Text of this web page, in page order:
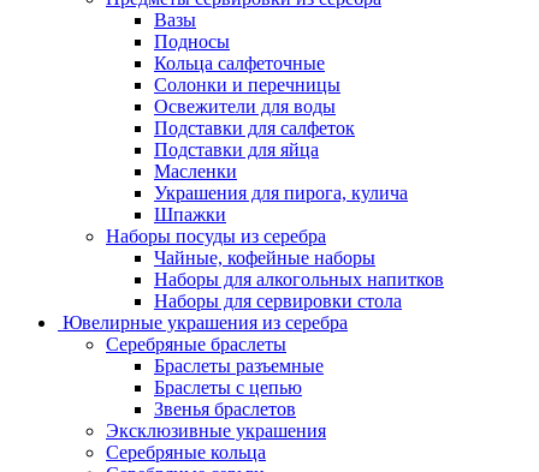
Вазы
Подносы
Кольца салфеточные
Солонки и перечницы
Освежители для воды
Подставки для салфеток
Подставки для яйца
Масленки
Украшения для пирога, кулича
Шпажки
Наборы посуды из серебра
Чайные, кофейные наборы
Наборы для алкогольных напитков
Наборы для сервировки стола
Ювелирные украшения из серебра
Серебряные браслеты
Браслеты разъемные
Браслеты с цепью
Звенья браслетов
Эксклюзивные украшения
Серебряные кольца